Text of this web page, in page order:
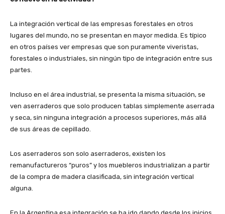
La integración vertical de las empresas forestales en otros
lugares del mundo, no se presentan en mayor medida. Es típico
en otros países ver empresas que son puramente viveristas,
forestales o industriales, sin ningún tipo de integración entre sus
partes.
Incluso en el área industrial, se presenta la misma situación, se
ven aserraderos que solo producen tablas simplemente aserrada
y seca, sin ninguna integración a procesos superiores, más allá
de sus áreas de cepillado.
Los aserraderos son solo aserraderos, existen los
remanufactureros “puros” y los muebleros industrializan a partir
de la compra de madera clasificada, sin integración vertical
alguna.